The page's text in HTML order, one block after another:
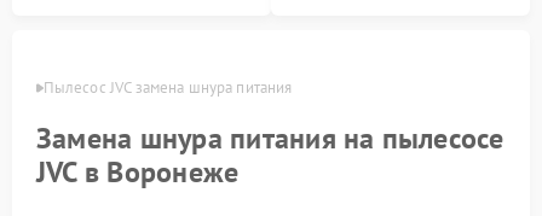
Пылесос JVC замена шнура питания
Замена шнура питания на пылесосе
JVC в Воронеже